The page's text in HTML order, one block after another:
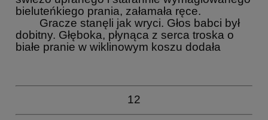
bieluteńkiego prania, załamała ręce.
Gracze stanęli jak wryci. Głos babci był
dobitny. Głęboka, płynąca z serca troska o
białe pranie w wiklinowym koszu dodała
12